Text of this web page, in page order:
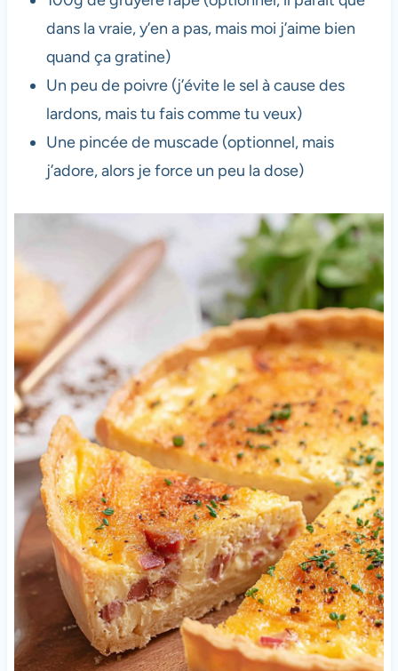
dans la vraie, y’en a pas, mais moi j’aime bien
quand ça gratine)
Un peu de poivre (j’évite le sel à cause des
lardons, mais tu fais comme tu veux)
Une pincée de muscade (optionnel, mais
j’adore, alors je force un peu la dose)